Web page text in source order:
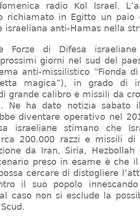
radio Kol Israel.
richiamato in Egitto un paio
israeliana anti-Hamas nella
Forze di Difesa israeliane
giorni nel sud del
anti-missilistico “Fionda
magica”), in grado di
grande calibro e missili da
Ne ha dato notizia sabato
diventare operativo nel
israeliane stimano che
200.000 razzi e missili
da Iran, Siria, Hezbollah
preso in esame è che
cercare di distogliere
il suo popolo
caso non si esclude la